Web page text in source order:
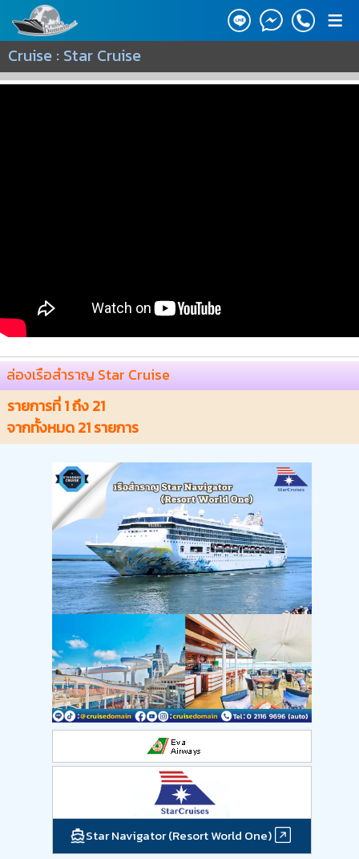
≡
Cruise : Star Cruise
ล่องเรือสำราญ Star Cruise
รายการที่1ถึง21
จากทั้งหมด21รายการ
Star Navigator (Resort World One)